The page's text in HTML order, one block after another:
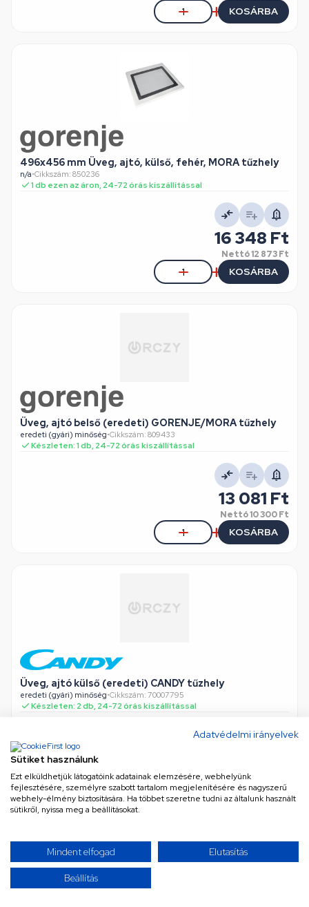
Adatvédelmi irányelvek
Sütiket használunk
Ezt elküldhetjük látogatóink adatainak elemzésére, webhelyünk
fejlesztésére, személyre szabott tartalom megjelenítésére és nagyszerű
webhely-élmény biztosítására. Ha többet szeretne tudni az általunk használt
sütikről, nyissa meg a beállításokat.
Mindent elfogad Elutasítás
Beállítás
KOSÁRBA
496x456 mm Üveg, ajtó, külső, fehér, MORA tűzhely
n/a•Cikkszám: 850236
1 db ezen az áron, 24-72 órás kiszállítással
16 348 Ft
Nettó12 873 Ft
KOSÁRBA
Üveg, ajtó belső (eredeti) GORENJE/MORA tűzhely
eredeti (gyári) minőség•Cikkszám: 809433
Készleten: 1 db, 24-72 órás kiszállítással
13 081 Ft
Nettó10 300 Ft
KOSÁRBA
Üveg, ajtó külső (eredeti) CANDY tűzhely
eredeti (gyári) minőség•Cikkszám: 70007795
Készleten: 2 db, 24-72 órás kiszállítással
Nettó
KOSÁRBA